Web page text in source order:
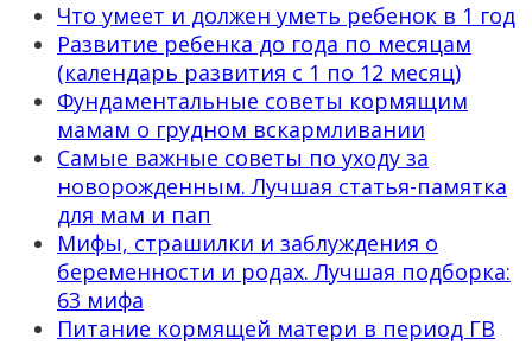
Что умеет и должен уметь ребенок в 1 год
Развитие ребенка до года по месяцам
(календарь развития с 1 по 12 месяц)
Фундаментальные советы кормящим
мамам о грудном вскармливании
Самые важные советы по уходу за
новорожденным. Лучшая статья-памятка
для мам и пап
Мифы, страшилки и заблуждения о
беременности и родах. Лучшая подборка:
63 мифа
Питание кормящей матери в период ГВ